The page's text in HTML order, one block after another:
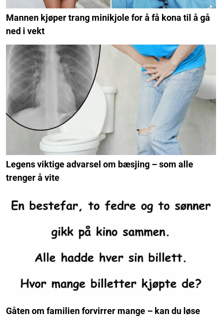
Mannen kjøper trang minikjole for å få kona til å gå
ned i vekt
Legens viktige advarsel om bæsjing – som alle
trenger å vite
Gåten om familien forvirrer mange – kan du løse